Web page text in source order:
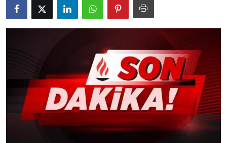
Teknoloji Haberleri